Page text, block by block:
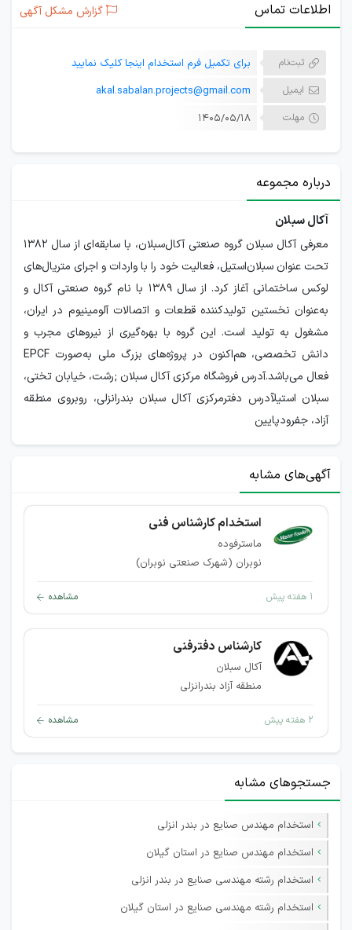
اطلاعات تماس گزارش مشکل آگهی
ثبت‌نام برای تکمیل فرم استخدام اینجا کلیک نمایید
ایمیل akal.sabalan.projects@gmail.com
مهلت ۱۴۰۵/۰۵/۱۸
درباره مجموعه
آکال سبلان
معرفی آکال سبلان گروه صنعتی آکال‌سبلان، با سابقه‌ای از سال ۱۳۸۲
تحت عنوان سبلان‌استیل، فعالیت خود را با واردات و اجرای متریال‌های
لوکس ساختمانی آغاز کرد. از سال ۱۳۸۹ با نام گروه صنعتی آکال و
به‌عنوان نخستین تولیدکننده قطعات و اتصالات آلومینیوم در ایران،
مشغول به تولید است. این گروه با بهره‌گیری از نیروهای مجرب و
دانش تخصصی، هم‌اکنون در پروژه‌های بزرگ ملی به‌صورت EPCF
فعال می‌باشد.آدرس فروشگاه مرکزی آکال سبلان ;رشت، خیابان تختی،
سبلان استیلآدرس دفترمرکزی آکال سبلان بندرانزلی، روبروی منطقه
آزاد، جفرودپایین
آگهی‌های مشابه
استخدام کارشناس فنی
ماسترفوده
نوبران (شهرک صنعتی نوبران)
۱ هفته پیش مشاهده
کارشناس دفترفنی
آکال سبلان
منطقه آزاد بندرانزلی
۲ هفته پیش مشاهده
جستجوهای مشابه
استخدام مهندس صنایع در بندر انزلی
استخدام مهندس صنایع در استان گیلان
استخدام رشته مهندسی صنایع در بندر انزلی
استخدام رشته مهندسی صنایع در استان گیلان